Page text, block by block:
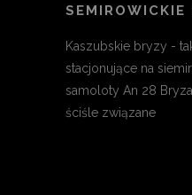
SEMIROWICKIE
Kaszubskie bryzy -
stacjonujące na
samoloty An 28
ściśle związane